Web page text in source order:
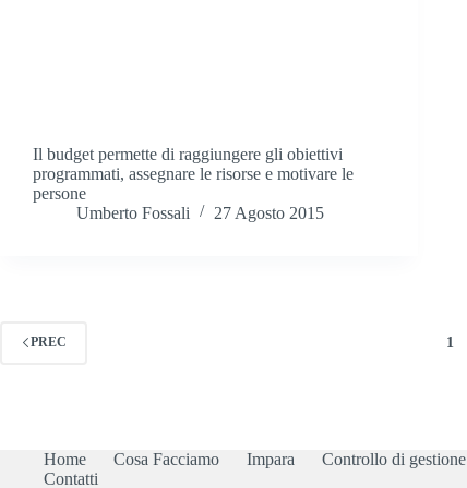
Il budget permette di raggiungere gli obiettivi
programmati, assegnare le risorse e motivare le
persone
Umberto Fossali
27 Agosto 2015
PREC 1
Home Cosa Facciamo Impara Controllo di gestione
Contatti